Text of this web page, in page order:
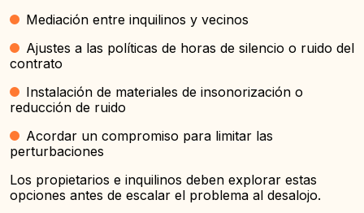
Mediación entre inquilinos y vecinos
Ajustes a las políticas de horas de silencio o ruido del
contrato
Instalación de materiales de insonorización o
reducción de ruido
Acordar un compromiso para limitar las
perturbaciones
Los propietarios e inquilinos deben explorar estas
opciones antes de escalar el problema al desalojo.